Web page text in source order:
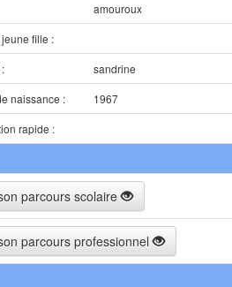
amouroux
fille :
sandrine
naissance :
1967
rapide :
parcours scolaire
parcours professionnel